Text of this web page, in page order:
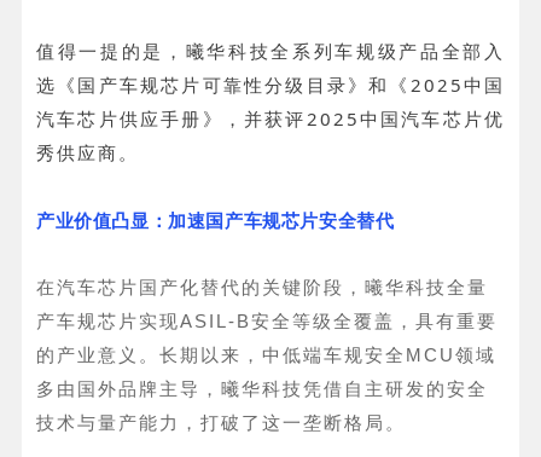
值得一提的是，曦华科技全系列车规级产品全部入
选《国产车规芯片可靠性分级目录》和《2025中国
汽车芯片供应手册》，并获评2025中国汽车芯片优
秀供应商。
产业价值凸显：加速国产车规芯片安全替代
在汽车芯片国产化替代的关键阶段，曦华科技全量
产车规芯片实现ASIL-B安全等级全覆盖，具有重要
的产业意义。长期以来，中低端车规安全MCU领域
多由国外品牌主导，曦华科技凭借自主研发的安全
技术与量产能力，打破了这一垄断格局。